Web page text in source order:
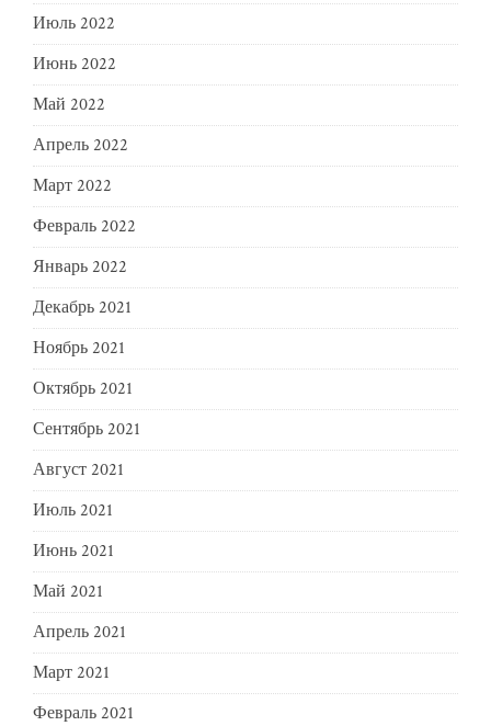
Июль 2022
Июнь 2022
Май 2022
Апрель 2022
Март 2022
Февраль 2022
Январь 2022
Декабрь 2021
Ноябрь 2021
Октябрь 2021
Сентябрь 2021
Август 2021
Июль 2021
Июнь 2021
Май 2021
Апрель 2021
Март 2021
Февраль 2021